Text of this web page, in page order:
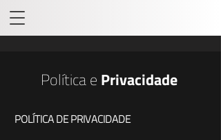
Política e Privacidade
POLÍTICA DE PRIVACIDADE